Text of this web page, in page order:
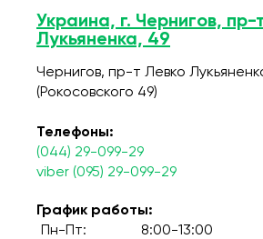
Украина, г. Чернигов, пр-
Лукьяненка, 49
Чернигов, пр-т Левко
(Рокосовского 49)
Телефоны:
(044) 29-099-29
viber (095) 29-099-29
График работы:
Пн-Пт:
8:00-13:00